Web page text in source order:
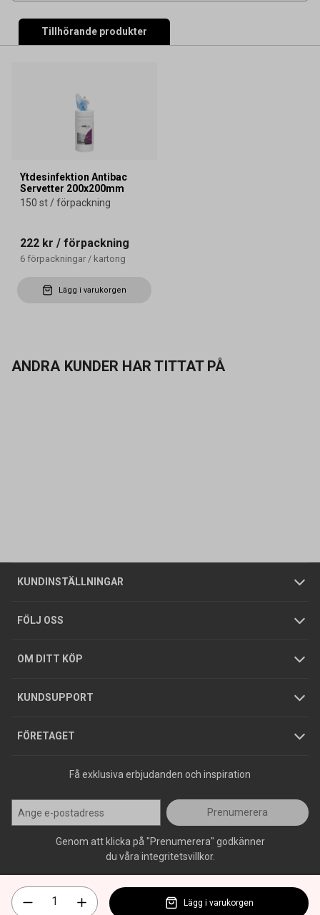
Tillhörande produkter
Ytdesinfektion Antibac
Servetter 200x200mm
150 st / förpackning
222 kr / förpackning
6 förpackningar / kartong
Lägg i varukorgen
ANDRA KUNDER HAR TITTAT PÅ
KUNDINSTÄLLNINGAR
Företagskund / Privatkund
FÖLJ OSS
OM DITT KÖP
Allmänna försäljningsvillkor
Integritetspolicy
GDPR
KUNDSUPPORT
Butiker
Foldrar och kataloger
Köpguider
Varumärken
FÖRETAGET
Om oss
Tjänster
Hållbarhet
Jobba hos oss
Press
Få exklusiva erbjudanden och inspiration
Prenumerera
Genom att klicka på "Prenumerera" godkänner
du våra integritetsvillkor.
Lägg i varukorgen